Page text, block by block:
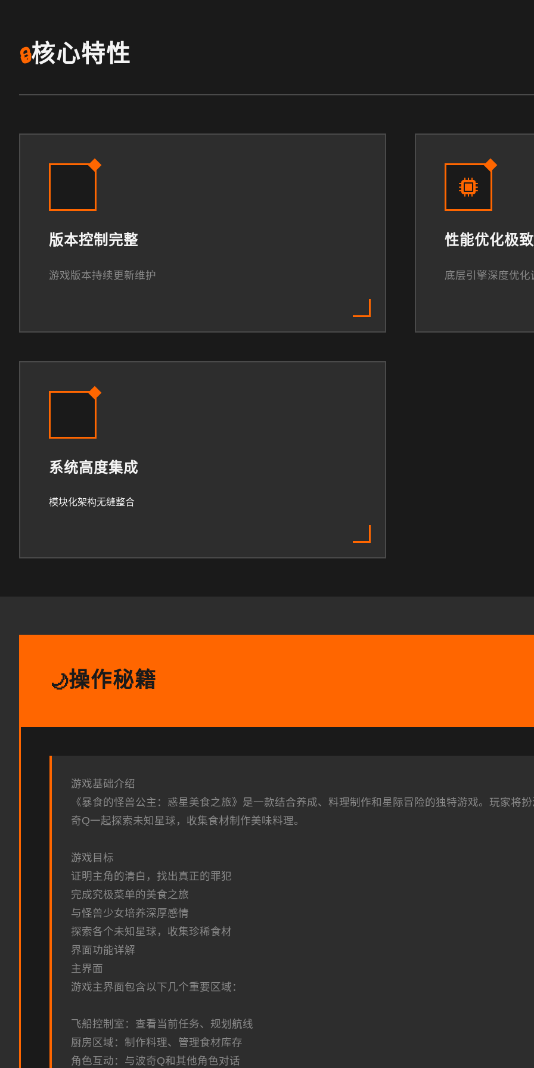
🔒核心特性
版本控制完整
游戏版本持续更新维护
性能优化极致
底层引擎深度优化
系统高度集成
模块化架构无缝整合
🌙操作秘籍
游戏基础介绍
《暴食的怪兽公主：惑星美食之旅》是一款结合养成、料理制作和星际冒险的独特游戏。玩家将
奇Q一起探索未知星球，收集食材制作美味料理。
游戏目标
证明主角的清白，找出真正的罪犯
完成究极菜单的美食之旅
与怪兽少女培养深厚感情
探索各个未知星球，收集珍稀食材
界面功能详解
主界面
游戏主界面包含以下几个重要区域：
飞船控制室：查看当前任务、规划航线
厨房区域：制作料理、管理食材库存
角色互动：与波奇Q和其他角色对话